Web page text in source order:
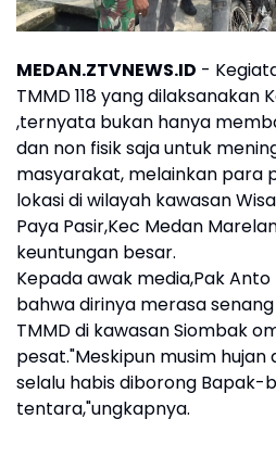
MEDAN.ZTVNEWS.ID -
TMMD 118 yang dilaksanakan
,ternyata bukan hanya
dan non fisik saja untuk
masyarakat, melainkan para
lokasi di wilayah kawasan
Paya Pasir,Kec Medan
keuntungan besar.
Kepada awak media,Pak
bahwa dirinya merasa
TMMD di kawasan Siombak
pesat."Meskipun musim
selalu habis diborong Bapak-
tentara,"ungkapnya.